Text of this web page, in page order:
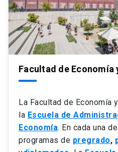
Facultad de
La Facultad de Economía
la Escuela de
Economía. En cada una
programas de pregrado,